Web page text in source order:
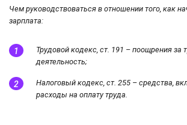
Чем руководствоваться в отношении того, как
зарплата:
Трудовой кодекс, ст. 191 – поощрения за
деятельность;
Налоговый кодекс, ст. 255 – средства,
расходы на оплату труда.